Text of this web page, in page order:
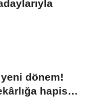
dönem!
hapis,